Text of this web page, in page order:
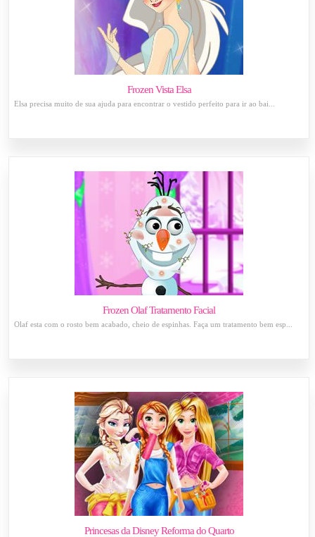
Frozen Vista Elsa
Elsa precisa muito de sua ajuda para encontrar o vestido perfeito para ir ao bai...
Frozen Olaf Tratamento Facial
Olaf esta com o rosto bem acabado, cheio de espinhas. Faça um tratamento bem esp...
Princesas da Disney Reforma do Quarto